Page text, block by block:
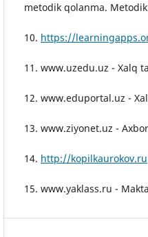
metodik qolanma.
10. https://
11. www.uzedu.uz - Xalq
12. www.eduportal.uz -
13. www.ziyonet.uz -
14. http://kopilkaurokov.ru
15. www.yaklass.ru -